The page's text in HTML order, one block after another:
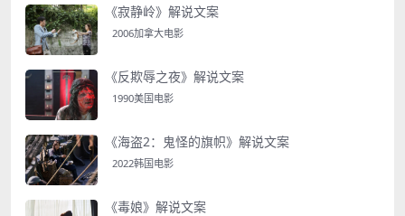
《寂静岭》解说文案
2006加拿大电影
《反欺辱之夜》解说文案
1990美国电影
《海盗2：鬼怪的旗帜》解说文案
2022韩国电影
《毒娘》解说文案